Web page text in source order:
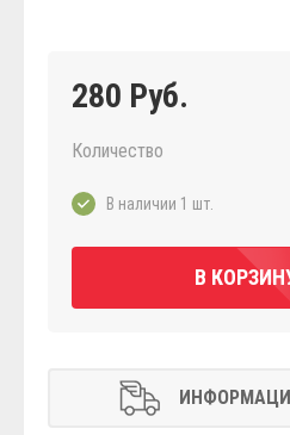
280 Руб.
Количество
В наличии 1 шт.
В